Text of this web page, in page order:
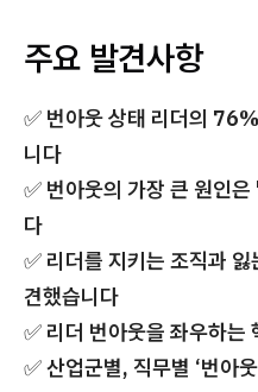
주요 발견사항
✅ 번아웃 상태 리더의
니다
✅ 번아웃의 가장 큰 원인
다
✅ 리더를 지키는 조직과 잃
견했습니다
✅ 리더 번아웃을 좌우하는
✅산업군별, 직무별 ‘번아